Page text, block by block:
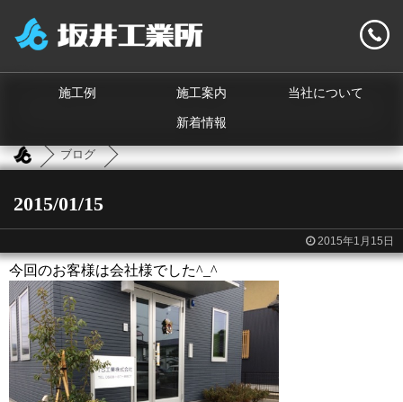
施工例 施工案内 当社について
新着情報
ブログ
2015/01/15
2015年1月15日
今回のお客様は会社様でした^_^